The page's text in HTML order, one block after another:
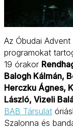
Az Óbudai
programokat
19 órakor
Balogh Kálmán,
Herczku Ágnes,
László, Vizeli
BAB Társulat
Szalonna és